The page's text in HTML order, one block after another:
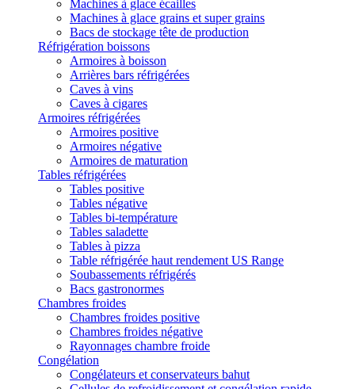
Machines à glace écailles
Machines à glace grains et super grains
Bacs de stockage tête de production
Réfrigération boissons
Armoires à boisson
Arrières bars réfrigérées
Caves à vins
Caves à cigares
Armoires réfrigérées
Armoires positive
Armoires négative
Armoires de maturation
Tables réfrigérées
Tables positive
Tables négative
Tables bi-température
Tables saladette
Tables à pizza
Table réfrigérée haut rendement US Range
Soubassements réfrigérés
Bacs gastronormes
Chambres froides
Chambres froides positive
Chambres froides négative
Rayonnages chambre froide
Congélation
Congélateurs et conservateurs bahut